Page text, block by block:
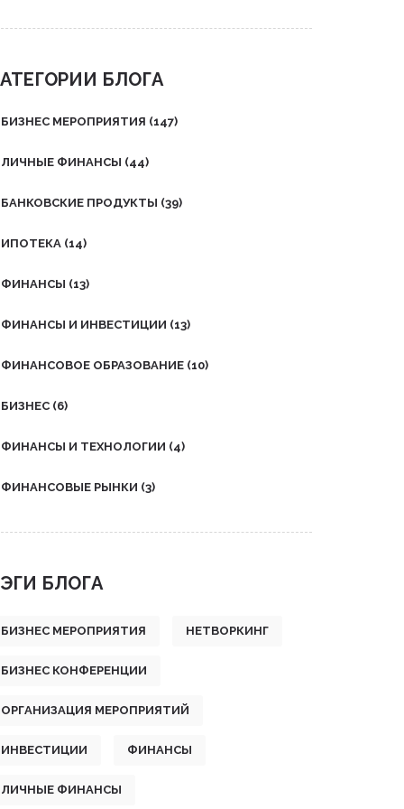
продакшном.
БЛОГА
БИЗНЕС МЕРОПРИЯТИЯ (147)
ЛИЧНЫЕ ФИНАНСЫ (44)
БАНКОВСКИЕ ПРОДУКТЫ (39)
ИПОТЕКА (14)
ФИНАНСЫ (13)
ФИНАНСЫ И ИНВЕСТИЦИИ (13)
ФИНАНСОВОЕ ОБРАЗОВАНИЕ (10)
БИЗНЕС (6)
ФИНАНСЫ И ТЕХНОЛОГИИ (4)
ФИНАНСОВЫЕ РЫНКИ (3)
БЛОГА
БИЗНЕС МЕРОПРИЯТИЯ НЕТВОРКИНГ
БИЗНЕС КОНФЕРЕНЦИИ
ОРГАНИЗАЦИЯ МЕРОПРИЯТИЙ
ИНВЕСТИЦИИ ФИНАНСЫ
ЛИЧНЫЕ ФИНАНСЫ